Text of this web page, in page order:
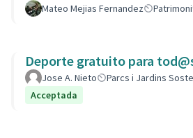
Mateo Mejias Fernandez Patrimoni
Deporte gratuito para
Jose A. Nieto Parcs i Jardins
Acceptada